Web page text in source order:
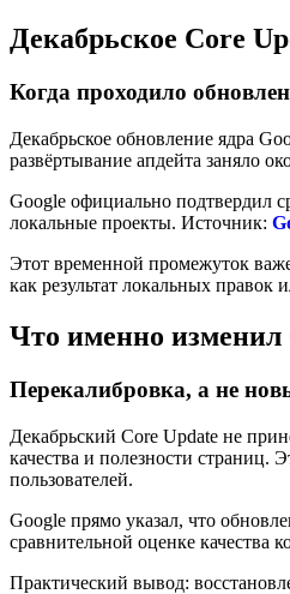
Декабрьское Core
Когда проходило
Декабрьское обновление ядра
развёртывание апдейта заняло
Google официально подтвердил
локальные проекты. Источник:
Этот временной промежуток
как результат локальных правок
Что именно изменил
Перекалибровка, а не
Декабрьский Core Update не
качества и полезности страниц.
пользователей.
Google прямо указал, что
сравнительной оценке качества
Практический вывод: